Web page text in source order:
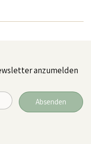
anzumelden
Absenden